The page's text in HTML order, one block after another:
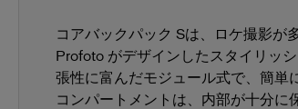
コアバックパック Sは、ロケ撮影が
Profoto がデザインしたスタイリッ
張性に富んだモジュール式で、簡単
コンパートメントは、内部が十分に